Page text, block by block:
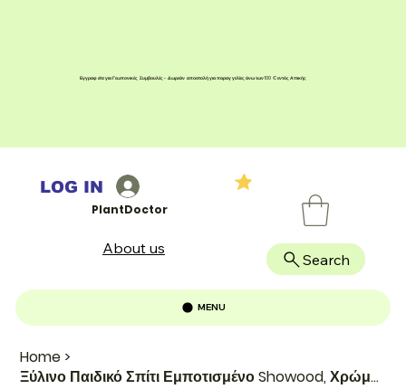
Home >
Ξύλινο Παιδικό Σπίτι Εμποτισμένο Showood, Χρώμα: -, Μήκος x Ύψος: 100 X 155cm
Εγγραφείτε για Γεωπονικές Συμβουλές - Δωρεάν αποστολή για παραγγελίες άνω των 100 € εντός Αττικής
PlantDoctor
Search
MENU
LOG IN
About us